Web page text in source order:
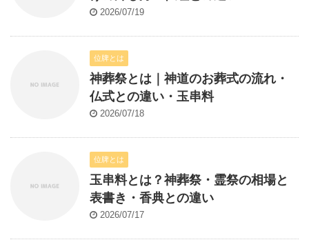
2026/07/19
位牌とは
神葬祭とは｜神道のお葬式の流れ・
仏式との違い・玉串料
2026/07/18
位牌とは
玉串料とは？神葬祭・霊祭の相場と
表書き・香典との違い
2026/07/17